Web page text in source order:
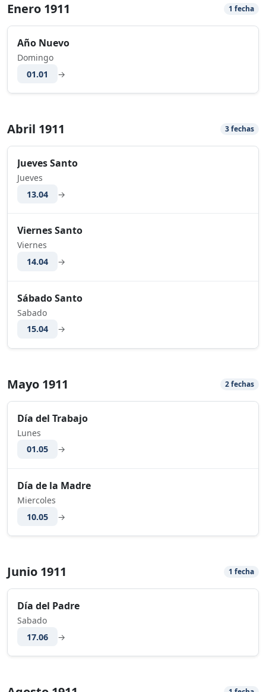
Enero 1911 1 fecha
Año Nuevo
Domingo
01.01
→
Abril 1911 3 fechas
Jueves Santo
Jueves
13.04
→
Viernes Santo
Viernes
14.04
→
Sábado Santo
Sabado
15.04
→
Mayo 1911 2 fechas
Día del Trabajo
Lunes
01.05
→
Día de la Madre
Miercoles
10.05
→
Junio 1911 1 fecha
Día del Padre
Sabado
17.06
→